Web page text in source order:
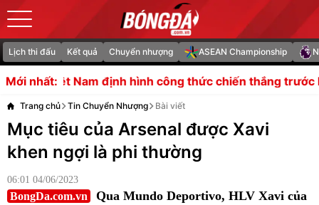
Lịch thi đấu Kết quả Chuyển nhượng ASEAN Championship
Mới nhất:
hình công thức chiến thắng trước bán kết ASEAN Cup
Trang chủ Tin Chuyển Nhượng Bài viết
Mục tiêu của Arsenal được Xavi
khen ngợi là phi thường
06:01 04/06/2023
BongDa.com.vn
Qua Mundo Deportivo, HLV Xavi của